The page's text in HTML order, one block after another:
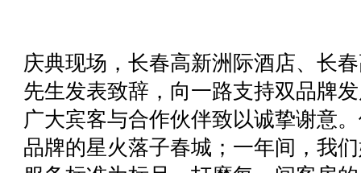
庆典现场，长春高新洲际酒店、长
先生发表致辞，向一路支持双品牌
广大宾客与合作伙伴致以诚挚谢意
品牌的星火落子春城；一年间，我